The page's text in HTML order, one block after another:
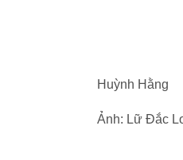
Huỳnh Hằng
Ảnh: Lữ Đắc